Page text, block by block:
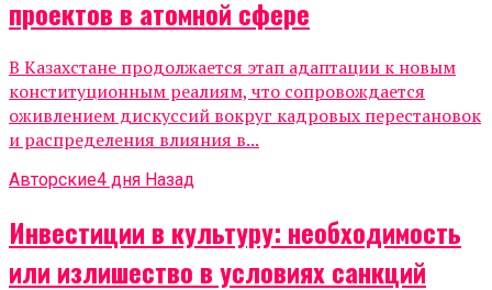
проектов в атомной сфере
В Казахстане продолжается этап адаптации к новым
конституционным реалиям, что сопровождается
оживлением дискуссий вокруг кадровых перестановок
и распределения влияния в...
Авторские4 дня Назад
Инвестиции в культуру: необходимость
или излишество в условиях санкций